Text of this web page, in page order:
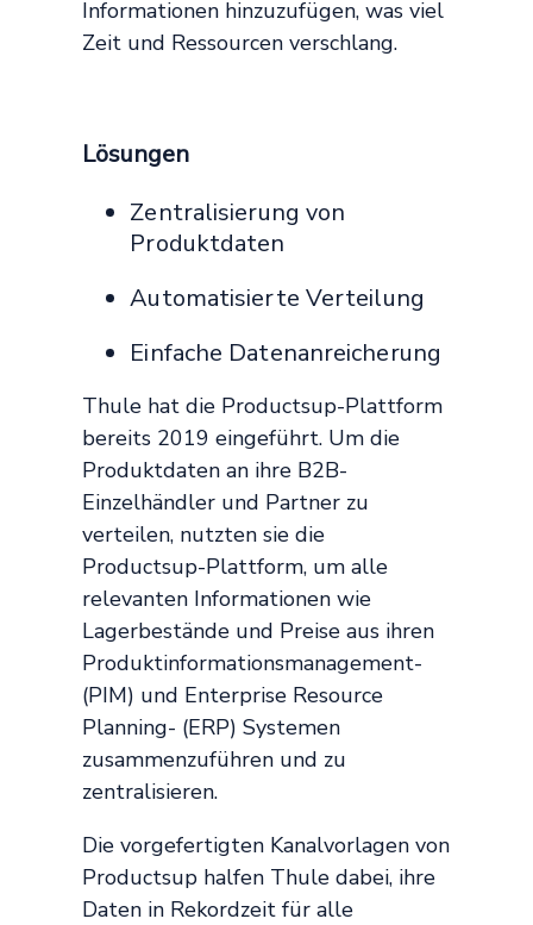
Informationen hinzuzufügen, was viel
Zeit und Ressourcen verschlang.
Lösungen
Zentralisierung von
Produktdaten
Automatisierte Verteilung
Einfache Datenanreicherung
Thule hat die Productsup-Plattform
bereits 2019 eingeführt. Um die
Produktdaten an ihre B2B-
Einzelhändler und Partner zu
verteilen, nutzten sie die
Productsup-Plattform, um alle
relevanten Informationen wie
Lagerbestände und Preise aus ihren
Produktinformationsmanagement-
(PIM) und Enterprise Resource
Planning- (ERP) Systemen
zusammenzuführen und zu
zentralisieren.
Die vorgefertigten Kanalvorlagen von
Productsup halfen Thule dabei, ihre
Daten in Rekordzeit für alle